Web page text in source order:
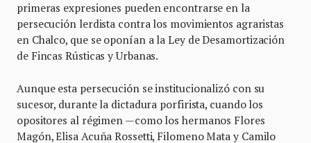
primeras expresiones pueden encontrarse en la
persecución lerdista contra los movimientos agraristas
en Chalco, que se oponían a la Ley de Desamortización
de Fincas Rústicas y Urbanas.
Aunque esta persecución se institucionalizó con su
sucesor, durante la dictadura porfirista, cuando los
opositores al régimen —como los hermanos Flores
Magón, Elisa Acuña Rossetti, Filomeno Mata y Camilo